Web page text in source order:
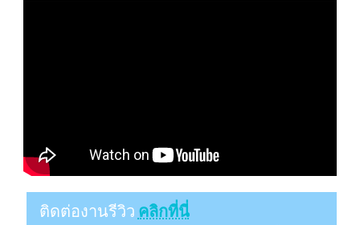
ติดต่องานรีวิว คลิกที่นี่